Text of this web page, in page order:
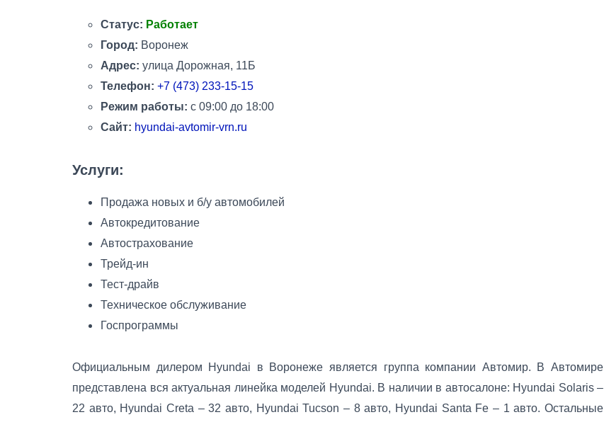
Статус: Работает
Город: Воронеж
Адрес: улица Дорожная, 11Б
Телефон: +7 (473) 233-15-15
Режим работы: с 09:00 до 18:00
Сайт: hyundai-avtomir-vrn.ru
Услуги:
Продажа новых и б/у автомобилей
Автокредитование
Автострахование
Трейд-ин
Тест-драйв
Техническое обслуживание
Госпрограммы
Официальным дилером Hyundai в Воронеже является группа компании Автомир. В Автомире
представлена вся актуальная линейка моделей Hyundai. В наличии в автосалоне: Hyundai Solaris –
22 авто, Hyundai Creta – 32 авто, Hyundai Tucson – 8 авто, Hyundai Santa Fe – 1 авто. Остальные